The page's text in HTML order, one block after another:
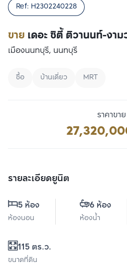
ขาย เดอะ ซิตี้ ติวานนท์-งา
Ref: H2302240228
เมืองนนทบุรี, นนทบุรี
ซื้อ บ้านเดี่ยว MRT
ราคาขาย
รายละเอียดยูนิต
5 ห้อง
ห้องนอน
6 ห้อง
ห้องน้ำ
115 ตร.ว.
ขนาดที่ดิน
เปรียบเทียบ